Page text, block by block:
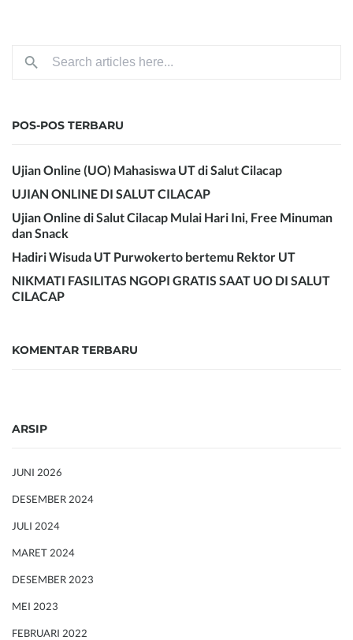
POS-POS TERBARU
Ujian Online (UO) Mahasiswa UT di Salut Cilacap
UJIAN ONLINE DI SALUT CILACAP
Ujian Online di Salut Cilacap Mulai Hari Ini, Free Minuman
dan Snack
Hadiri Wisuda UT Purwokerto bertemu Rektor UT
NIKMATI FASILITAS NGOPI GRATIS SAAT UO DI SALUT
CILACAP
KOMENTAR TERBARU
ARSIP
JUNI 2026
DESEMBER 2024
JULI 2024
MARET 2024
DESEMBER 2023
MEI 2023
FEBRUARI 2022